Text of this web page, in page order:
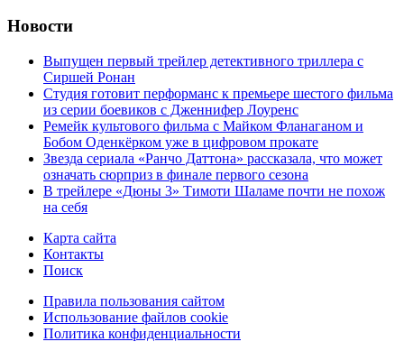
Новости
Выпущен первый трейлер детективного триллера с
Сиршей Ронан
Студия готовит перформанс к премьере шестого фильма
из серии боевиков с Дженнифер Лоуренс
Ремейк культового фильма с Майком Фланаганом и
Бобом Оденкёрком уже в цифровом прокате
Звезда сериала «Ранчо Даттона» рассказала, что может
означать сюрприз в финале первого сезона
В трейлере «Дюны 3» Тимоти Шаламе почти не похож
на себя
Карта сайта
Контакты
Поиск
Правила пользования сайтом
Использование файлов cookie
Политика конфиденциальности